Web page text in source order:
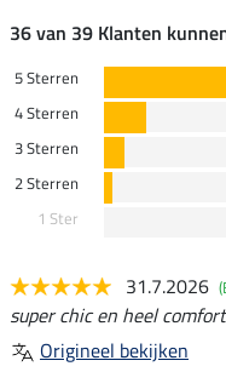
36 van 39 Klanten
5 Sterren
4 Sterren
3 Sterren
2 Sterren
1 Ster
31.7.2026
super chic en heel
Origineel bekijken